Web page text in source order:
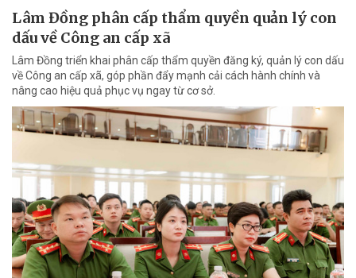
Lâm Đồng phân cấp thẩm quyền quản lý con
dấu về Công an cấp xã
Lâm Đồng triển khai phân cấp thẩm quyền đăng ký, quản lý con dấu
về Công an cấp xã, góp phần đẩy mạnh cải cách hành chính và
nâng cao hiệu quả phục vụ ngay từ cơ sở.